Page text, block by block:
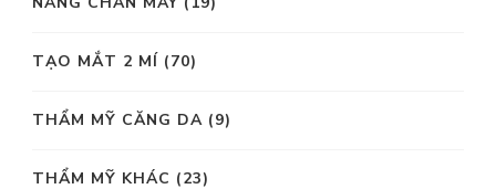
TẠO MẮT 2 MÍ (70)
THẨM MỸ CĂNG DA (9)
THẨM MỸ KHÁC (23)